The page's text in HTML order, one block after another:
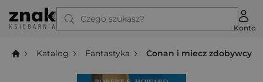
Czego szukasz?
Konto
Katalog Fantastyka Conan i miecz zdobywcy